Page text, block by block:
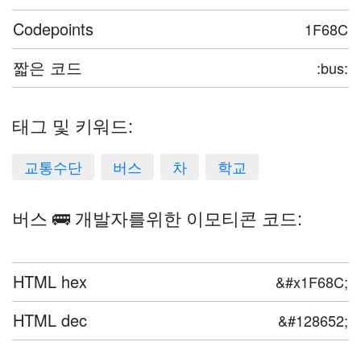
Codepoints 1F68C
짧은 코드 :bus:
태그 및 키워드:
교통수단 버스 차 학교
버스 🚌 개발자를위한 이모티콘 코드:
HTML hex &#x1F68C;
HTML dec &#128652;